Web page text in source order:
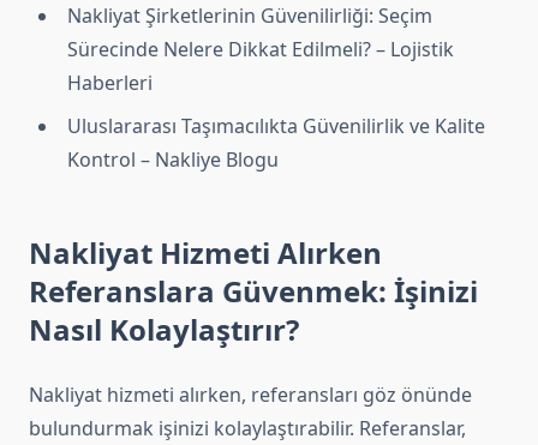
Nakliyat Şirketlerinin Güvenilirliği: Seçim
Sürecinde Nelere Dikkat Edilmeli? – Lojistik
Haberleri
Uluslararası Taşımacılıkta Güvenilirlik ve Kalite
Kontrol – Nakliye Blogu
Nakliyat Hizmeti Alırken
Referanslara Güvenmek: İşinizi
Nasıl Kolaylaştırır?
Nakliyat hizmeti alırken, referansları göz önünde
bulundurmak işinizi kolaylaştırabilir. Referanslar,